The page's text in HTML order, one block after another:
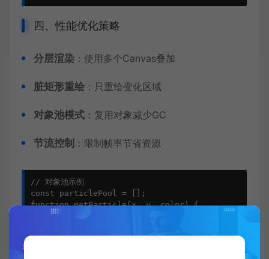
四、性能优化策略
分层渲染 ：使用多个Canvas叠加
脏矩形重绘 ：只重绘变化区域
对象池模式 ：复用对象减少GC
节流控制 ：限制帧率节省资源
// 对象池示例
const particlePool = [];
function getParticle(x, y, color) {
    if(particlePool.length > 0) {